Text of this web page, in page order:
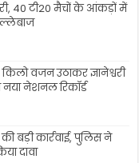
40 टी20 मैचों के आंकड़ों में
वजन उठाकर ज्ञानेश्वरी
नया नेशनल रिकॉर्ड
बड़ी कार्रवाई, पुलिस ने
दावा